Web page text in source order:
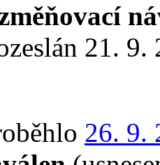
21. 9.
26. 9.